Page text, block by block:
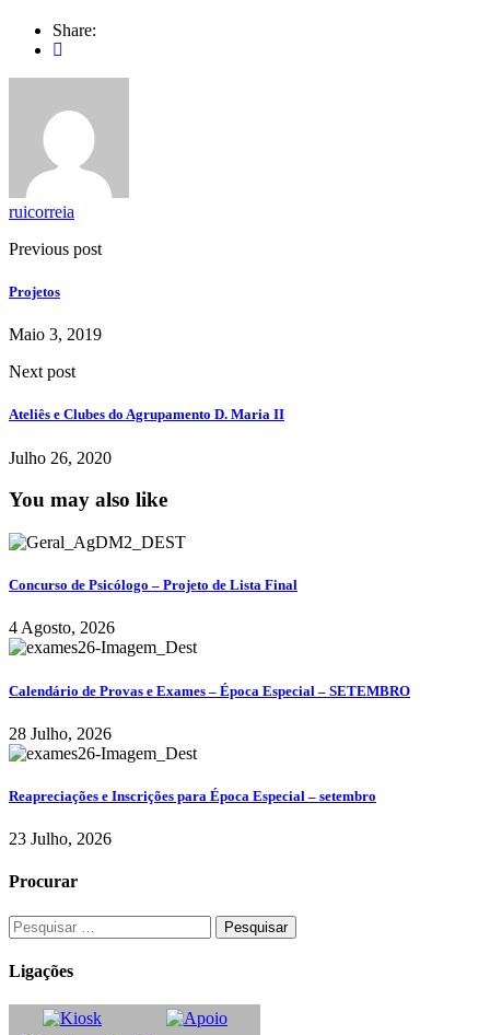
Share:
ruicorreia
Previous post
Projetos
Maio 3, 2019
Next post
Ateliês e Clubes do Agrupamento D. Maria II
Julho 26, 2020
You may also like
Concurso de Psicólogo – Projeto de Lista Final
4 Agosto, 2026
Calendário de Provas e Exames – Época Especial – SETEMBRO
28 Julho, 2026
Reapreciações e Inscrições para Época Especial – setembro
23 Julho, 2026
Procurar
Ligações